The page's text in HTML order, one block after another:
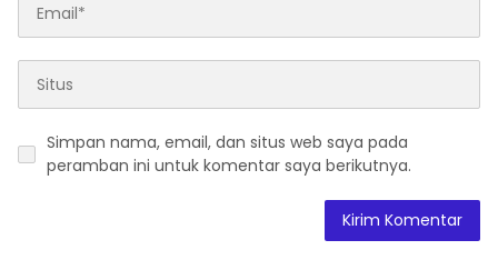
Simpan nama, email, dan situs web saya pada
peramban ini untuk komentar saya berikutnya.